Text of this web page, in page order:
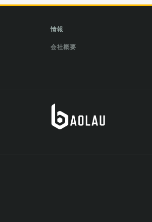
情報
会社概要